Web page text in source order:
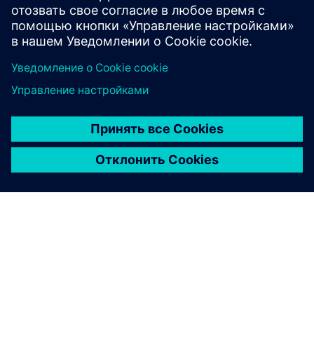
реестра, KRS 0000031854, уставный капитал: 96 831
415,00 злотых, налоговый номер (NIP): 526-03-02-870